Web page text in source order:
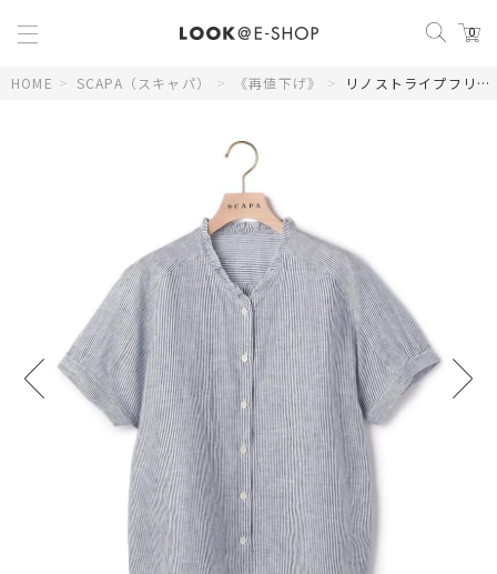
0
HOME > SCAPA（スキャパ） > 《再値下げ》 > リノストライプフリルカラーブラウス